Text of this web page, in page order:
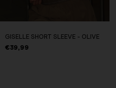
GISELLE SHORT SLEEVE - OLIVE
€39,99